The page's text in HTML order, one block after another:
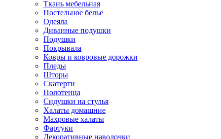
Ткань мебельная
Постельное белье
Одеяла
Диванные подушки
Подушки
Покрывала
Ковры и ковровые дорожки
Пледы
Шторы
Скатерти
Полотенца
Сидушки на стулья
Халаты домашние
Махровые халаты
Фартуки
Декоративные наволочки